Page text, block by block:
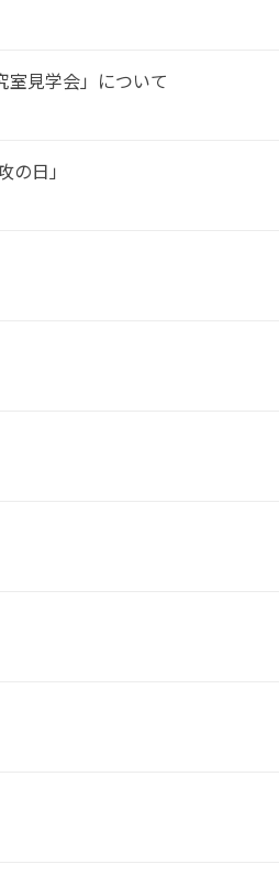
室見学会」について
日」